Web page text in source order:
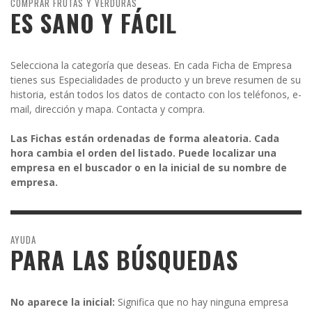
ES SANO Y FÁCIL
Selecciona la categoría que deseas. En cada Ficha de Empresa
tienes sus Especialidades de producto y un breve resumen de su
historia, están todos los datos de contacto con los teléfonos, e-
mail, dirección y mapa. Contacta y compra.
Las Fichas están ordenadas de forma aleatoria. Cada
hora cambia el orden del listado. Puede localizar una
empresa en el buscador o en la inicial de su nombre de
empresa.
AYUDA
PARA LAS BÚSQUEDAS
No aparece la inicial: Significa que no hay ninguna empresa